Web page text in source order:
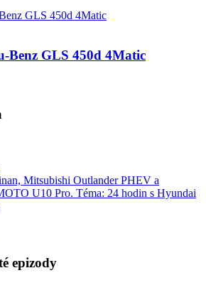
Benz GLS 450d 4Matic
Mitsubishi Outlander PHEV a
U10 Pro. Téma: 24 hodin s Hyundai
epizody